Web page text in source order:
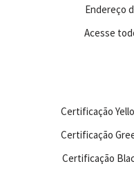
Endereço
Acesse
Certificação
Certificação
Certificação